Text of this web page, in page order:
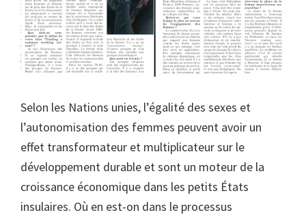
Selon les Nations unies, l’égalité des sexes et
l’autonomisation des femmes peuvent avoir un
effet transformateur et multiplicateur sur le
développement durable et sont un moteur de la
croissance économique dans les petits États
insulaires. Où en est-on dans le processus